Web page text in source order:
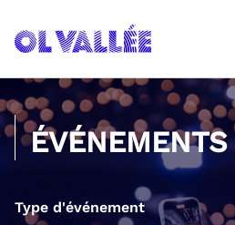
Type d'événement